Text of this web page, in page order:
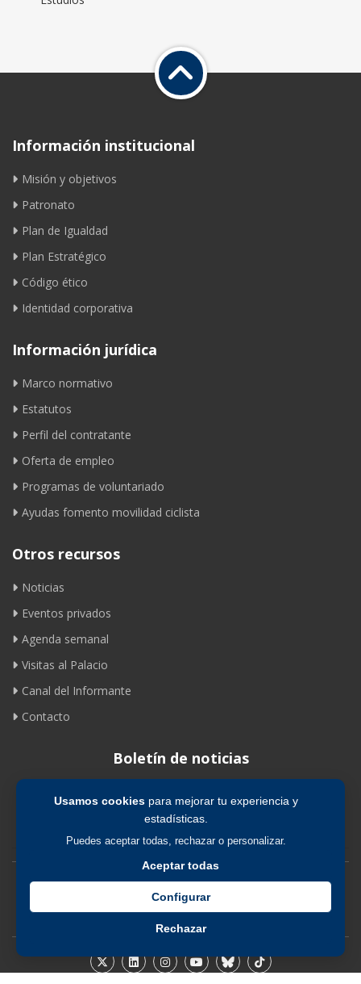
Usamos cookiespara mejorar tu experiencia y
estadísticas.
Puedes aceptar todas, rechazar o personalizar.
Aceptar todas
Configurar
Rechazar
Información institucional
Misión y objetivos
Patronato
Plan de Igualdad
Plan Estratégico
Código ético
Identidad corporativa
Información jurídica
Marco normativo
Estatutos
Perfil del contratante
Oferta de empleo
Programas de voluntariado
Ayudas fomento movilidad ciclista
Otros recursos
Noticias
Eventos privados
Agenda semanal
Visitas al Palacio
Canal del Informante
Contacto
Boletín de noticias
Suscribirse
Avíso legal | Política de privacidad | Política de cookies